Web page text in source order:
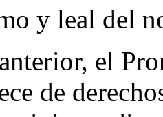
y leal del
el
de